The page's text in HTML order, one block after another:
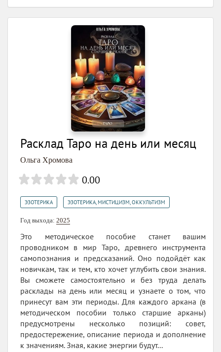
Расклад Таро на день или месяц
Ольга Хромова
0.00
ЭЗОТЕРИКА ЭЗОТЕРИКА, МИСТИЦИЗМ, ОККУЛЬТИЗМ
Год выхода: 2025
Это методическое пособие станет вашим
проводником в мир Таро, древнего инструмента
самопознания и предсказаний. Оно подойдёт как
новичкам, так и тем, кто хочет углубить свои знания.
Вы сможете самостоятельно и без труда делать
расклады на день или месяц и узнаете о том, что
принесут вам эти периоды. Для каждого аркана (в
методическом пособии только старшие арканы)
предусмотрены несколько позиций: совет,
предостережение, описание периода и дополнение
к значениям. Зная, какие энергии будут...